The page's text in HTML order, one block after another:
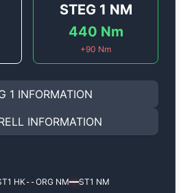
STEG 1 NM
440 Nm
+90 Nm
1 INFORMATION
Audi A4 2.0 TSI - 225 hk.
hktill300 hkoch
vridmoment, lägre
justerar vi ett antal
INFORMATION
för din bil
efter optimering
HK--ORG NM━━ST1 NM